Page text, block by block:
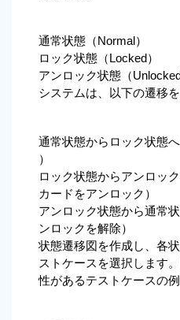
通常状態（Normal）
ロック状態（Locked）
アンロック状態（Unlocked
システムは、以下の遷移
通常状態からロック状態
）
ロック状態からアンロッ
カードをアンロック）
アンロック状態から通常
ンロックを解除）
状態遷移図を作成し、各
ストケースを選択します
性があるテストケースの例